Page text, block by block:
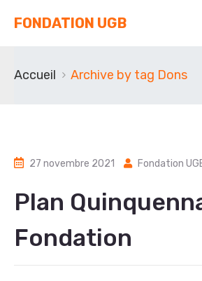
FONDATION UGB
Accueil Archive by tag Dons
27 novembre 2021 Fondation
Plan
Fondation